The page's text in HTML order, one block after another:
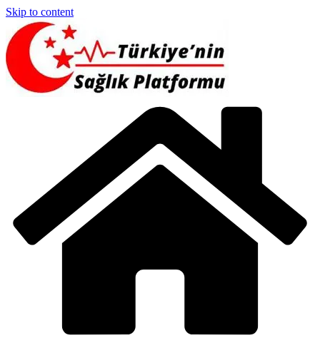
Skip to content